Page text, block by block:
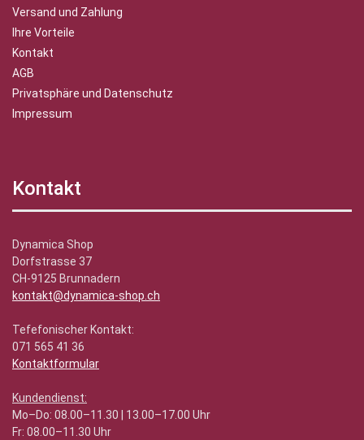
Versand und Zahlung
Ihre Vorteile
Kontakt
AGB
Privatsphäre und Datenschutz
Impressum
Kontakt
Dynamica Shop
Dorfstrasse 37
CH-9125 Brunnadern
kontakt@dynamica-shop.ch
Tefefonischer Kontakt:
071 565 41 36
Kontaktformular
Kundendienst:
Mo–Do: 08.00–11.30 | 13.00–17.00 Uhr
Fr: 08.00–11.30 Uhr